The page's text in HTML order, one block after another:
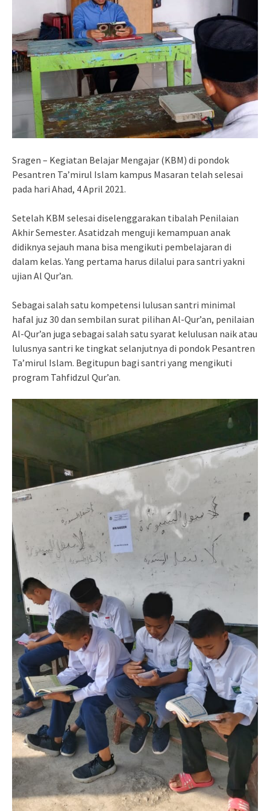
Sragen – Kegiatan Belajar Mengajar (KBM) di pondok
Pesantren Ta’mirul Islam kampus Masaran telah selesai
pada hari Ahad, 4 April 2021.
Setelah KBM selesai diselenggarakan tibalah Penilaian
Akhir Semester. Asatidzah menguji kemampuan anak
didiknya sejauh mana bisa mengikuti pembelajaran di
dalam kelas. Yang pertama harus dilalui para santri yakni
ujian Al Qur’an.
Sebagai salah satu kompetensi lulusan santri minimal
hafal juz 30 dan sembilan surat pilihan Al-Qur’an, penilaian
Al-Qur’an juga sebagai salah satu syarat kelulusan naik atau
lulusnya santri ke tingkat selanjutnya di pondok Pesantren
Ta’mirul Islam. Begitupun bagi santri yang mengikuti
program Tahfidzul Qur’an.